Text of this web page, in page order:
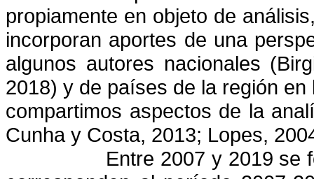
propiamente en objeto de
incorporan aportes de una
algunos autores nacionales
2018) y de países de la región
compartimos aspectos de la
Cunha y Costa, 2013; Lopes,
Entre 2007 y 2019 se